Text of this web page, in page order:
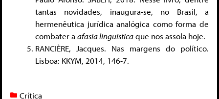
tantas novidades, inaugura-se, no Brasil, a
hermenêutica jurídica analógica como forma de
combater aafasia linguísticaque nos assola hoje.
RANCIÈRE, Jacques. Nas margens do político.
Lisboa: KKYM, 2014, 146-7.
Crítica